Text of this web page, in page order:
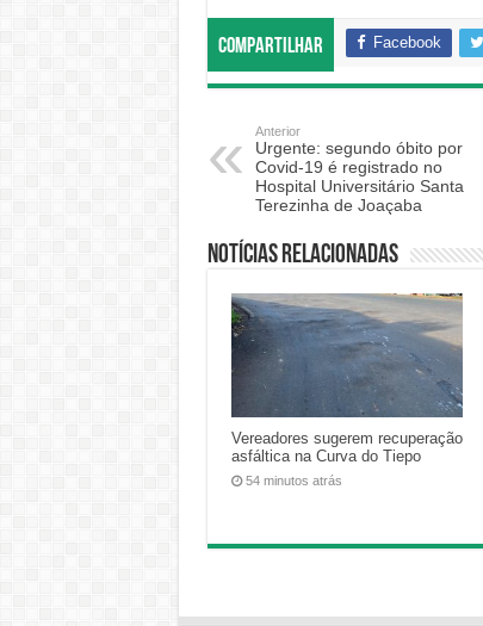
Compartilhar Facebook
Anterior
Urgente: segundo óbito por
Covid-19 é registrado no
Hospital Universitário Santa
Terezinha de Joaçaba
Notícias relacionadas
Vereadores sugerem recuperação
asfáltica na Curva do Tiepo
54 minutos atrás